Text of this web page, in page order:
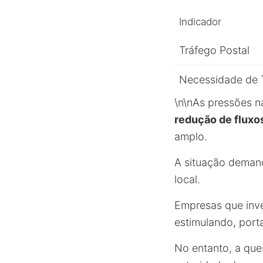
Indicador
Tráfego Postal
Necessidade de
\n\nAs pressões
redução de
amplo.
A situação
local.
Empresas que
estimulando,
No entanto, a